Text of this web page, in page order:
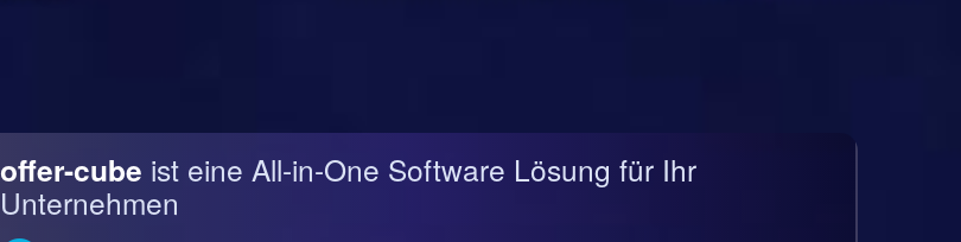
offer-cube ist eine All-in-One Software Lösung für Ihr
Unternehmen